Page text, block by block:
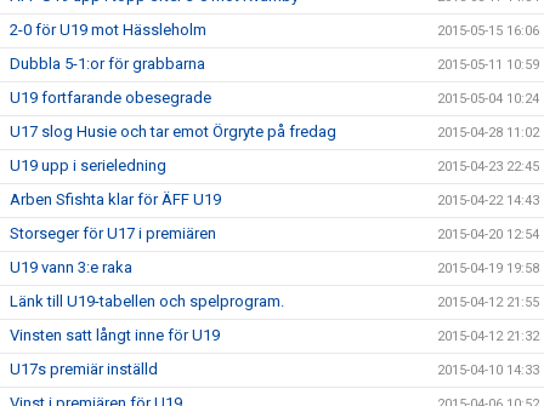
2-0 för U19 mot Hässleholm 2015-05-15 16:06
Dubbla 5-1:or för grabbarna 2015-05-11 10:59
U19 fortfarande obesegrade 2015-05-04 10:24
U17 slog Husie och tar emot Örgryte på fredag 2015-04-28 11:02
U19 upp i serieledning 2015-04-23 22:45
Arben Sfishta klar för ÄFF U19 2015-04-22 14:43
Storseger för U17 i premiären 2015-04-20 12:54
U19 vann 3:e raka 2015-04-19 19:58
Länk till U19-tabellen och spelprogram. 2015-04-12 21:55
Vinsten satt långt inne för U19 2015-04-12 21:32
U17s premiär inställd 2015-04-10 14:33